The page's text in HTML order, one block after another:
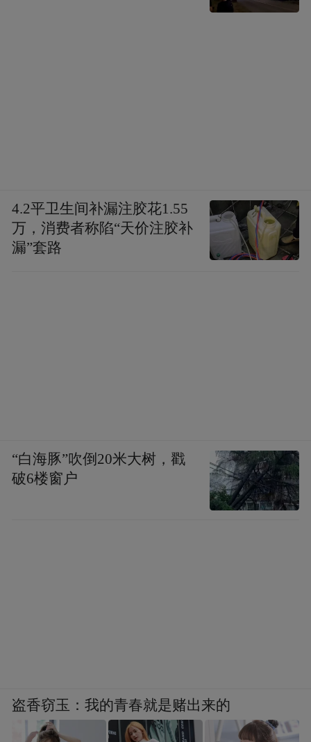
4.2平卫生间补漏注胶花1.55
万，消费者称陷“天价注胶补
漏”套路
“白海豚”吹倒20米大树，戳
破6楼窗户
盗香窃玉：我的青春就是赌出来的